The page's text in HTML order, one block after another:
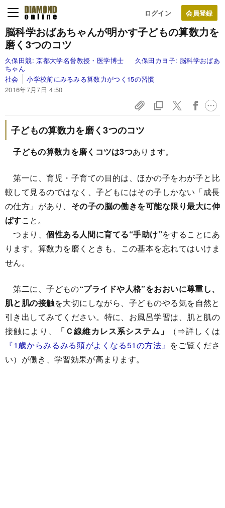
ログイン
脳科学おばあちゃんが明かす子どもの算数力を
磨く3つのコツ
久保田競:京都大学名誉教授・医学博士 久保田カヨ子: 脳科学おばあ
ちゃん
社会
小学校前にみるみる算数力がつく15の習慣
2016年7月7日 4:50
子どもの算数力を磨く3つのコツ
子どもの算数力を磨くコツは3つあります。
第一に、育児・子育ての目的は、ほかの子をわが子と比
較して見るのではなく、子どもにはその子しかない「成長
の仕方」があり、 その子の脳の働きを可能な限り最大に伸
ばすこと。
つまり、個性ある人間に育てる“手助け”をすることにあ
ります。算数力を磨くときも、この基本を忘れてはいけま
せん。
第二に、子どもの“プライドや人格”をおおいに尊重し、
肌と肌の接触を大切にしながら、子どものやる気を自然と
引き出してみてください。特に、お風呂学習は、肌と肌の
接触により、
「Ｃ線維カレス系システム」
（⇒詳しくは
『1歳からみるみる頭がよくなる51の方法』 をご覧くださ
い）が働き、学習効果が高まります。